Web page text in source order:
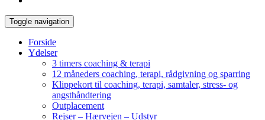
Toggle navigation
Forside
Ydelser
3 timers coaching & terapi
12 måneders coaching, terapi, rådgivning og sparring
Klippekort til coaching, terapi, samtaler, stress- og
angsthåndtering
Outplacement
Rejser – Hærvejen – Udstyr